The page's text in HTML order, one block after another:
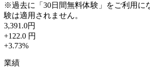
※過去に「30日間無料体験」をご利用に
験は適用されません。
3,391.0円
+122.0 円
+3.73%
業績